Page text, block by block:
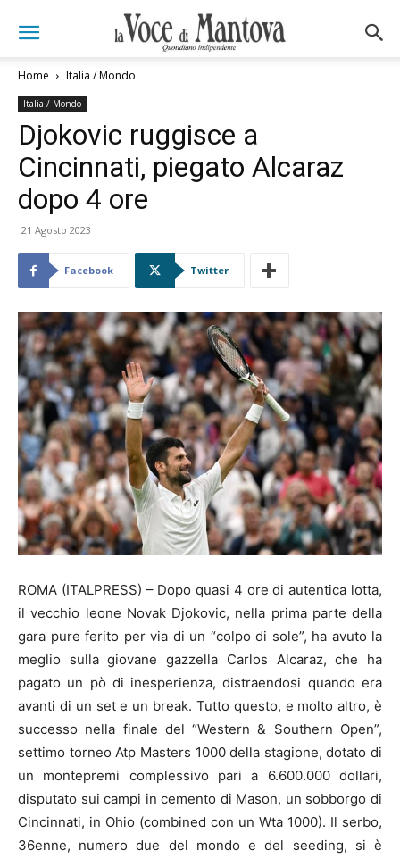
Home Italia / Mondo
Italia / Mondo
Djokovic ruggisce a
Cincinnati, piegato Alcaraz
dopo 4 ore
21 Agosto 2023
Facebook Twitter
ROMA (ITALPRESS) – Dopo quasi 4 ore di autentica lotta,
il vecchio leone Novak Djokovic, nella prima parte della
gara pure ferito per via di un “colpo di sole”, ha avuto la
meglio sulla giovane gazzella Carlos Alcaraz, che ha
pagato un pò di inesperienza, distraendosi quando era
avanti di un set e un break. Tutto questo, e molto altro, è
successo nella finale del “Western & Southern Open”,
settimo torneo Atp Masters 1000 della stagione, dotato di
un montepremi complessivo pari a 6.600.000 dollari,
disputato sui campi in cemento di Mason, un sobborgo di
Cincinnati, in Ohio (combined con un Wta 1000). Il serbo,
36enne, numero due del mondo e del seeding, si è